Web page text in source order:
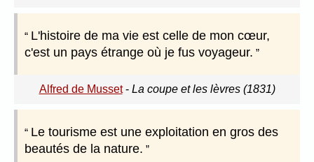
L'histoire de ma vie est celle de mon cœur,
c'est un pays étrange où je fus voyageur.
Alfred de Musset- La coupe et les lèvres (1831)
Le tourisme est une exploitation en gros des
beautés de la nature.